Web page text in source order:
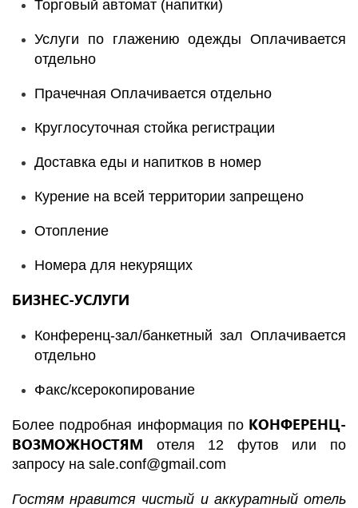
Торговый автомат (напитки)
Услуги по глажению одежды Оплачивается
отдельно
Прачечная Оплачивается отдельно
Круглосуточная стойка регистрации
Доставка еды и напитков в номер
Курение на всей территории запрещено
Отопление
Номера для некурящих
БИЗНЕС-УСЛУГИ
Конференц-зал/банкетный зал Оплачивается
отдельно
Факс/ксерокопирование
Более подробная информация по КОНФЕРЕНЦ-
ВОЗМОЖНОСТЯМ отеля 12 футов или по
запросу на sale.conf@gmail.com
Гостям нравится чистый и аккуратный отель